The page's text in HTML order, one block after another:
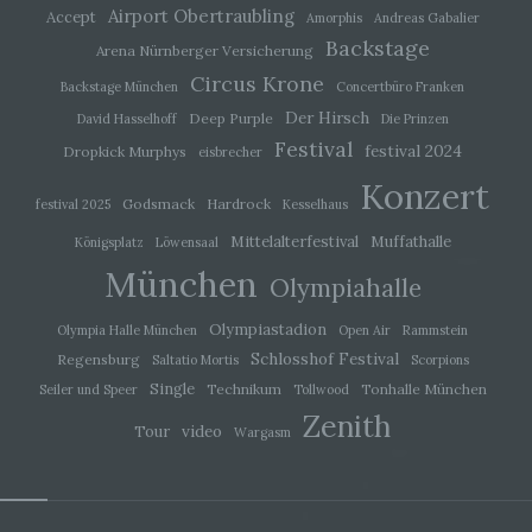
Accept Airport Obertraubling Amorphis Andreas Gabalier
Arena Nürnberger Versicherung Backstage
Backstage München Circus Krone
Concertbüro Franken
David Hasselhoff
Deep Purple Der Hirsch Die Prinzen
Dropkick Murphys eisbrecher Festival festival 2024
festival 2025 Godsmack Hardrock Kesselhaus Konzert
Königsplatz Löwensaal Mittelalterfestival Muffathalle
München Olympiahalle
Olympia Halle München Olympiastadion Open Air Rammstein
Regensburg Saltatio Mortis Schlosshof Festival
Scorpions
Seiler und Speer
Single Technikum Tollwood Tonhalle München
Tour video Wargasm Zenith
i) Empfänger
Person, Behörde, Einrichtung oder andere Stelle,
der personenbezogene Daten offengelegt
werden, unabhängig davon, ob es sich bei ihr um
einen Dritten handelt oder nicht. Behörden, die im
Rahmen eines bestimmten
oder dem Recht der Mitgliedstaaten
möglicherweise personenbezogene Daten
erhalten, gelten jedoch nicht als Empfänger.
j) Dritter
Dritter ist eine natürliche oder juristische Person,
Behörde, Einrichtung oder andere Stelle außer